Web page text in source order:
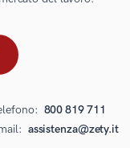
800 819 711
assistenza@zety.it